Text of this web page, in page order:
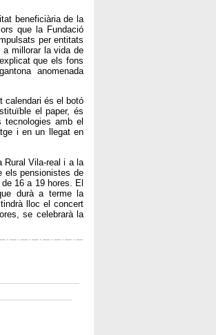
beneficiària de la
que la Fundació
per entitats
a millorar la vida de
que els fons
anomenada
calendari és el botó
el paper, és
amb el
i en un llegat en
Rural Vila-real i a la
els pensionistes de
16 a 19 hores. El
durà a terme la
lloc el concert
se celebrarà la